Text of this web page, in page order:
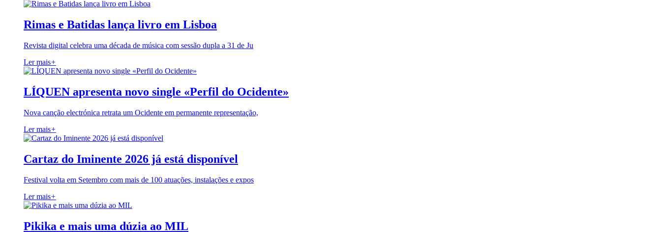
Rimas e Batidas lança livro em Lisboa
Revista digital celebra uma década de música com sessão dupla a 31 de Ju
Ler mais+
LÍQUEN apresenta novo single «Perfil do Ocidente»
Nova canção electrónica retrata um Ocidente em permanente representação,
Ler mais+
Cartaz do Iminente 2026 já está disponível
Festival volta em Setembro com mais de 100 atuações, instalações e expos
Ler mais+
Pikika e mais uma dúzia ao MIL